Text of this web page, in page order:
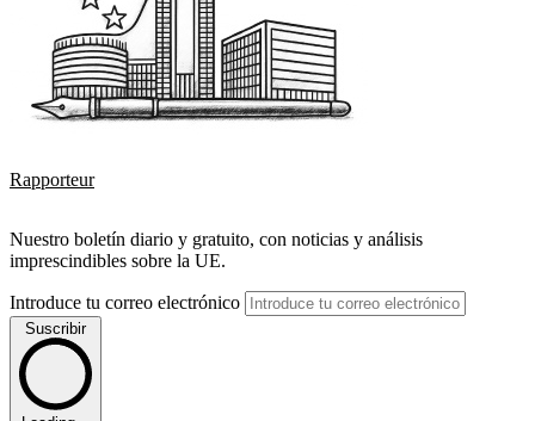
Rapporteur
Nuestro boletín diario y gratuito, con noticias y análisis
imprescindibles sobre la UE.
Introduce tu correo electrónico
Suscribir